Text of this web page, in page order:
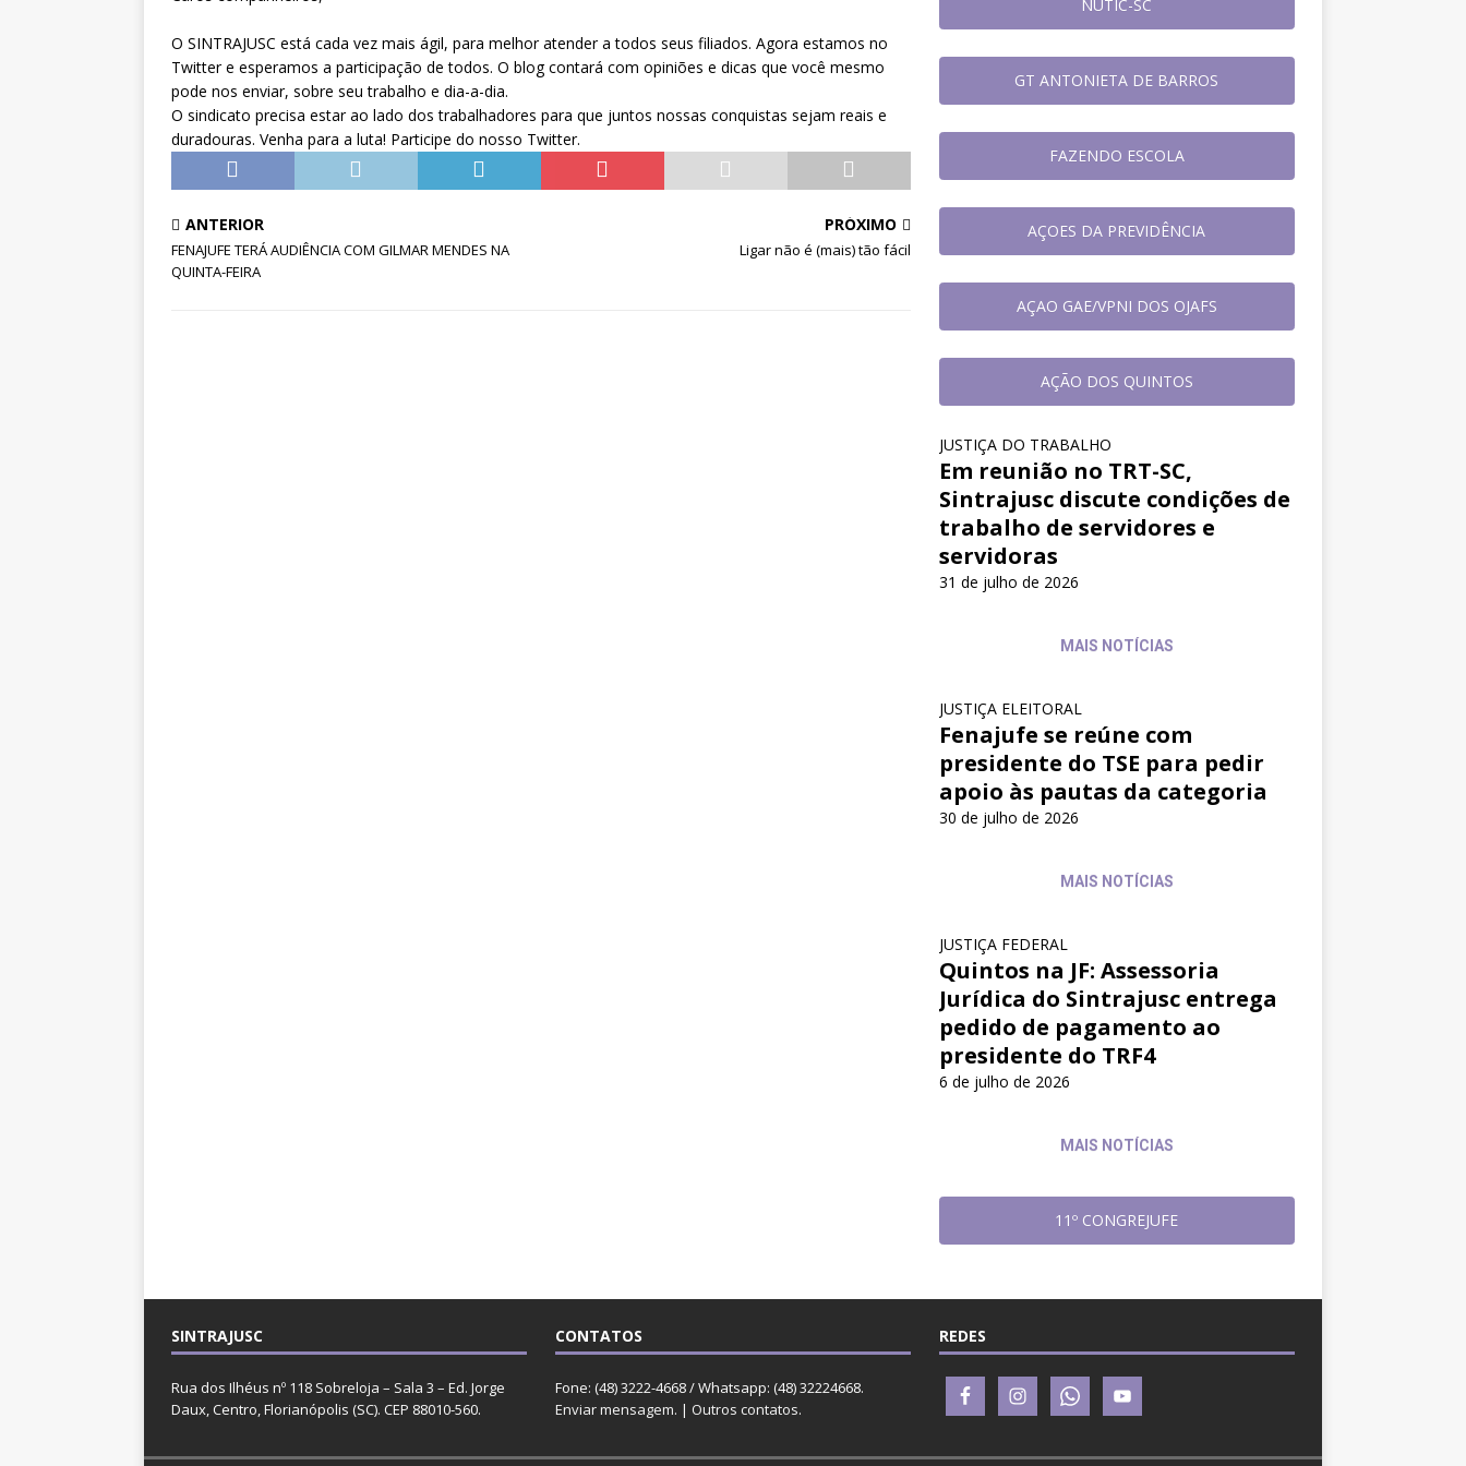
Pensionistas do Serviço Público
[ 6 de agosto de 2026 ]
Fenajufe se reúne com a nova coordenadora do Fórum de Carreira do
CNJ para tratar da retomada dos trabalhos
DESTAQUES
O SINTRAJUSC está cada vez mais ágil, para melhor atender a todos seus filiados. Agora estamos no
Twitter e esperamos a participação de todos. O blog contará com opiniões e dicas que você mesmo
pode nos enviar, sobre seu trabalho e dia-a-dia.
O sindicato precisa estar ao lado dos trabalhadores para que juntos nossas conquistas sejam reais e
duradouras. Venha para a luta! Participe do nosso Twitter.
ANTERIOR
FENAJUFE TERÁ AUDIÊNCIA COM GILMAR MENDES NA
QUINTA-FEIRA
PRÓXIMO
Ligar não é (mais) tão fácil
NUTIC-SC
GT ANTONIETA DE BARROS
FAZENDO ESCOLA
AÇOES DA PREVIDÊNCIA
AÇAO GAE/VPNI DOS OJAFS
AÇÃO DOS QUINTOS
JUSTIÇA DO TRABALHO
Em reunião no TRT-SC,
Sintrajusc discute condições de
trabalho de servidores e
servidoras
31 de julho de 2026
MAIS NOTÍCIAS
JUSTIÇA ELEITORAL
Fenajufe se reúne com
presidente do TSE para pedir
apoio às pautas da categoria
30 de julho de 2026
MAIS NOTÍCIAS
JUSTIÇA FEDERAL
Quintos na JF: Assessoria
Jurídica do Sintrajusc entrega
pedido de pagamento ao
presidente do TRF4
6 de julho de 2026
MAIS NOTÍCIAS
11º CONGREJUFE
SINTRAJUSC
Rua dos Ilhéus nº 118 Sobreloja – Sala 3 – Ed. Jorge
Daux, Centro, Florianópolis (SC). CEP 88010-560.
CONTATOS
Fone: (48) 3222-4668 / Whatsapp: (48) 32224668.
Enviar mensagem. | Outros contatos.
REDES